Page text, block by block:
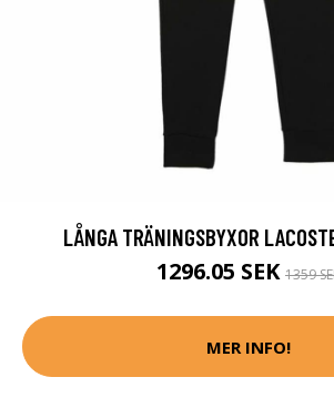
LÅNGA TRÄNINGSBYXOR
1296.05 SEK 1359
MER INFO!